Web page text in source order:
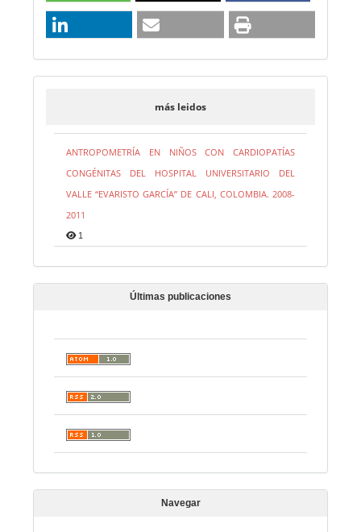
más leidos
ANTROPOMETRÍA EN NIÑOS CON CARDIOPATÍAS
CONGÉNITAS DEL HOSPITAL UNIVERSITARIO DEL
VALLE “EVARISTO GARCÍA” DE CALI, COLOMBIA. 2008-
2011
1
Últimas publicaciones
Navegar